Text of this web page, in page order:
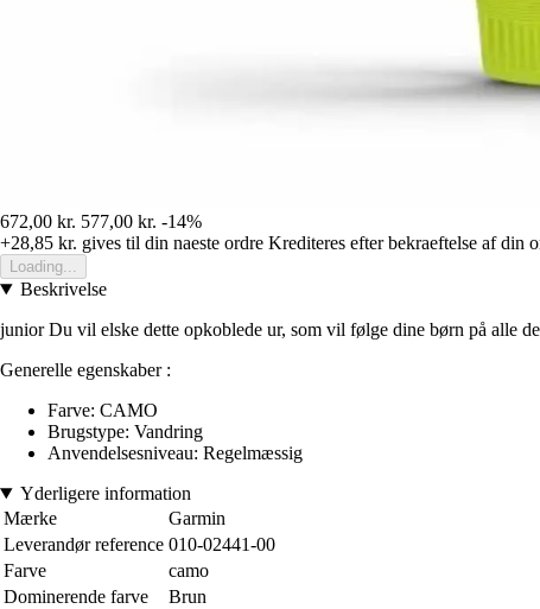
672,00 kr. 577,00 kr. -14%
+28,85 kr. gives til din naeste ordre Krediteres efter bekraeftelse af din
Loading...
Beskrivelse
junior Du vil elske dette opkoblede ur, som vil følge dine børn på alle
Generelle egenskaber :
Farve: CAMO
Brugstype: Vandring
Anvendelsesniveau: Regelmæssig
Yderligere information
Mærke
Garmin
Leverandør reference 010-02441-00
Farve
camo
Dominerende farve
Brun